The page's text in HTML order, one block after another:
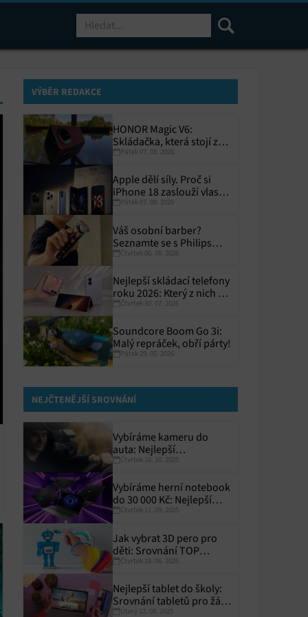
VÝBĚR REDAKCE
HONOR Magic V6:
Skládačka, která stojí za
toPátek 07. 08. 2026
Apple dělí síly. Proč si
iPhone 18 zaslouží vlastní
termín?
Pátek 07. 08. 2026
Váš osobní barber?
Seznamte se s Philips
i9000 Prestige Ultra
Čtvrtek 06. 08. 2026
Nejlepší skládací telefony
roku 2026: Který z nich si
zaslouží místo ve vaší
Čtvrtek 30. 07. 2026
Soundcore Boom Go 3i:
Malý repráček, obří párty!
Pátek 29. 05. 2026
NEJČTENĚJŠÍ SROVNÁNÍ
Vybíráme kameru do
auta: Nejlepší
autokamery roku 2025
Čtvrtek 16. 10. 2025
Vybíráme herní notebook
do 30 000 Kč: Nejlepší
modely pro rok 2025
Čtvrtek 11. 09. 2025
Jak vybrat 3D pero pro
děti: Srovnání TOP
modelů
Čtvrtek 18. 06. 2026
Nejlepší tablet do školy:
Srovnání tabletů pro žáky
a studenty
Úterý 12. 08. 2025